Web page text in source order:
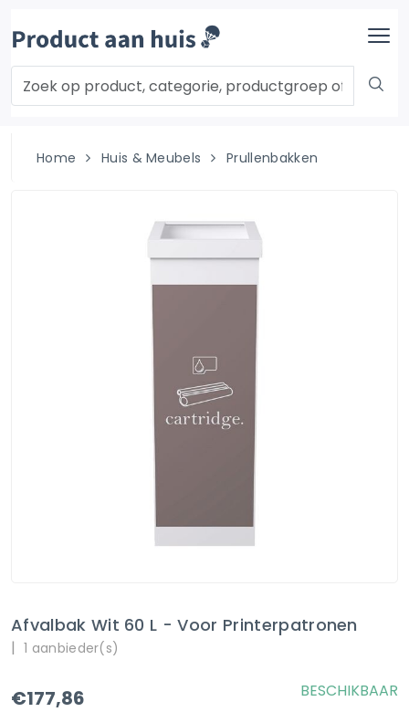
Home Huis & Meubels Prullenbakken
Afvalbak Wit 60 L - Voor Printerpatronen
| 1 aanbieder(s)
€177,86 BESCHIKBAAR